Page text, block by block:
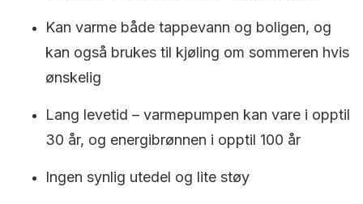
Kan varme både tappevann og boligen, og
kan også brukes til kjøling om sommeren hvis
ønskelig
Lang levetid – varmepumpen kan vare i opptil
30 år, og energibrønnen i opptil 100 år
Ingen synlig utedel og lite støy